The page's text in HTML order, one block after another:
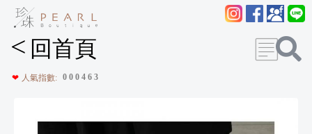
< 回首頁
❤ 人氣指數: 0 0 0 4 6 3